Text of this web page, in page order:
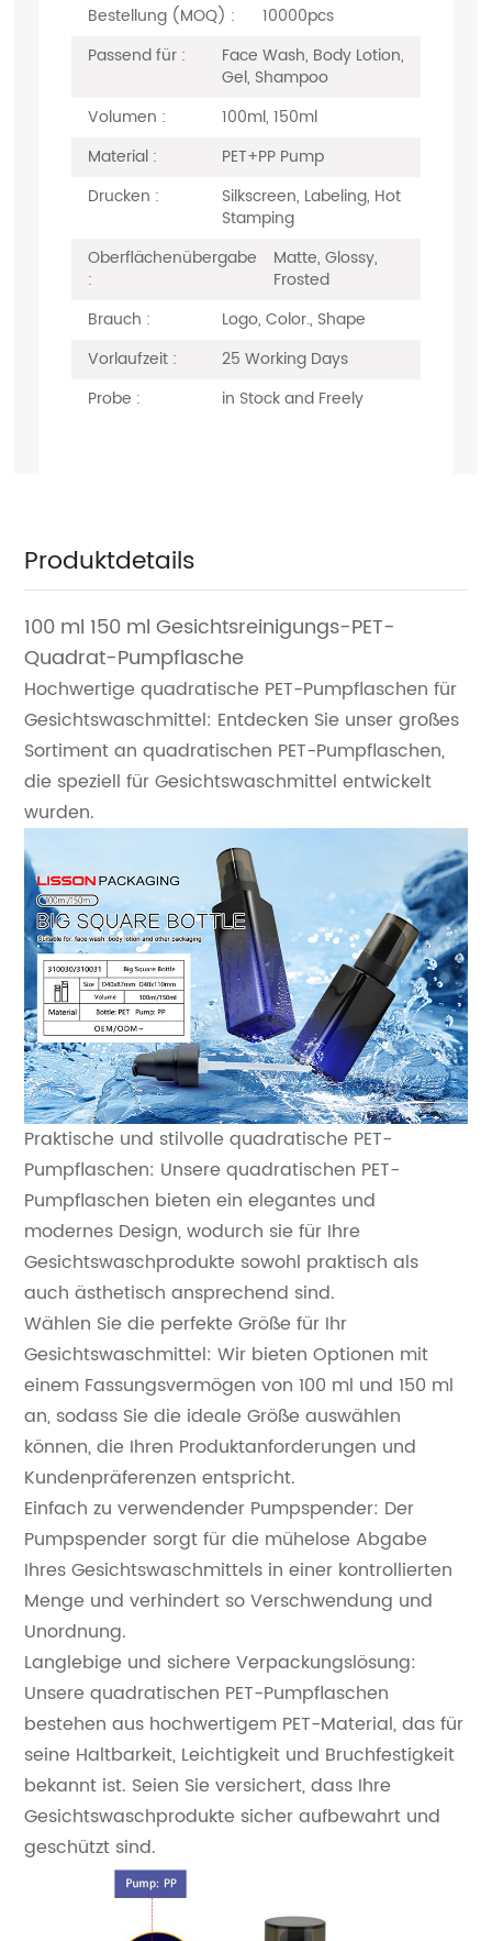
Bestellung (MOQ) :
10000pcs
Passend für :
Face Wash, Body Lotion,
Gel, Shampoo
Volumen :
100ml, 150ml
Material :
PET+PP Pump
Drucken :
Silkscreen, Labeling, Hot
Stamping
Oberflächenübergabe
:
Matte, Glossy,
Frosted
Brauch :
Logo, Color., Shape
Vorlaufzeit :
25 Working Days
Probe :
in Stock and Freely
Produktdetails
100 ml 150 ml Gesichtsreinigungs-PET-
Quadrat-Pumpflasche
Hochwertige quadratische PET-Pumpflaschen für
Gesichtswaschmittel: Entdecken Sie unser großes
Sortiment an quadratischen PET-Pumpflaschen,
die speziell für Gesichtswaschmittel entwickelt
wurden.
Praktische und stilvolle quadratische PET-
Pumpflaschen: Unsere quadratischen PET-
Pumpflaschen bieten ein elegantes und
modernes Design, wodurch sie für Ihre
Gesichtswaschprodukte sowohl praktisch als
auch ästhetisch ansprechend sind.
Wählen Sie die perfekte Größe für Ihr
Gesichtswaschmittel: Wir bieten Optionen mit
einem Fassungsvermögen von 100 ml und 150 ml
an, sodass Sie die ideale Größe auswählen
können, die Ihren Produktanforderungen und
Kundenpräferenzen entspricht.
Einfach zu verwendender Pumpspender: Der
Pumpspender sorgt für die mühelose Abgabe
Ihres Gesichtswaschmittels in einer kontrollierten
Menge und verhindert so Verschwendung und
Unordnung.
Langlebige und sichere Verpackungslösung:
Unsere quadratischen PET-Pumpflaschen
bestehen aus hochwertigem PET-Material, das für
seine Haltbarkeit, Leichtigkeit und Bruchfestigkeit
bekannt ist. Seien Sie versichert, dass Ihre
Gesichtswaschprodukte sicher aufbewahrt und
geschützt sind.